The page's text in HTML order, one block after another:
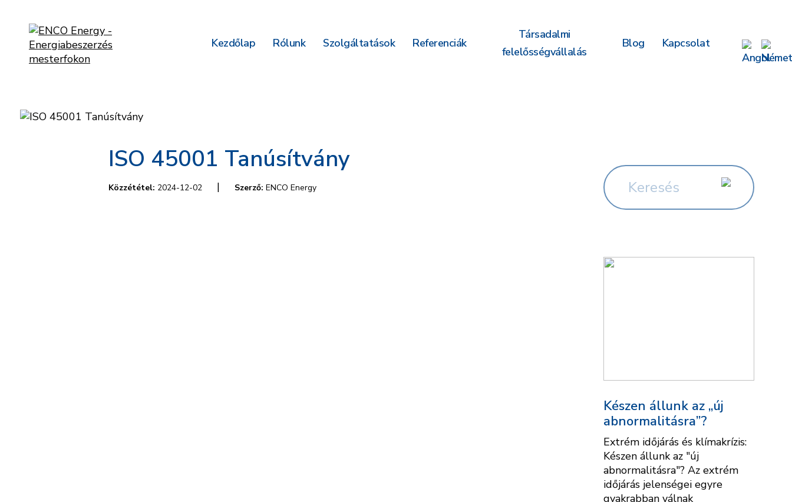
Kezdőlap Rólunk Szolgáltatások Referenciák
Társadalmi
felelősségvállalás
Blog Kapcsolat
ISO 45001 Tanúsítvány
Közzététel: 2024-12-02 | Szerző: ENCO Energy
Készen állunk az „új
abnormalitásra”?
Extrém időjárás és klímakrízis:
Készen állunk az "új
abnormalitásra"? Az extrém
időjárás jelenségei egyre
gyakrabban válnak